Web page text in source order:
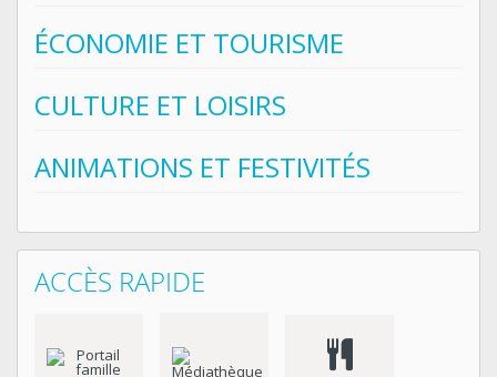
ÉCONOMIE ET TOURISME
CULTURE ET LOISIRS
ANIMATIONS ET FESTIVITÉS
ACCÈS RAPIDE